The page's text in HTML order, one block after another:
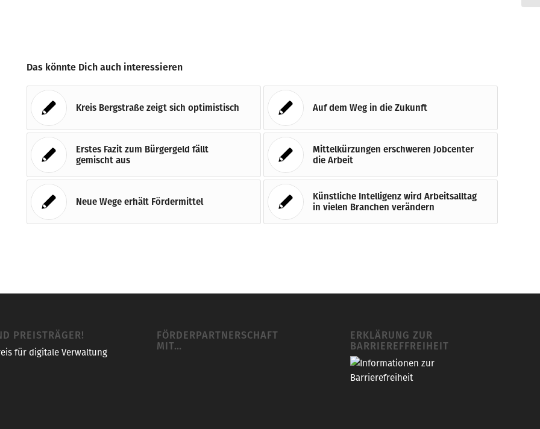
Das könnte Dich auch interessieren
Kreis Bergstraße zeigt sich optimistisch Auf dem Weg in die Zukunft
Erstes Fazit zum Bürgergeld fällt
gemischt aus
Mittelkürzungen erschweren Jobcenter
die Arbeit
Neue Wege erhält Fördermittel
Künstliche Intelligenz wird Arbeitsalltag
in vielen Branchen verändern
PREISTRÄGER! FÖRDERPARTNERSCHAFT
MIT…
ERKLÄRUNG ZUR
BARRIEREFFREIHEIT